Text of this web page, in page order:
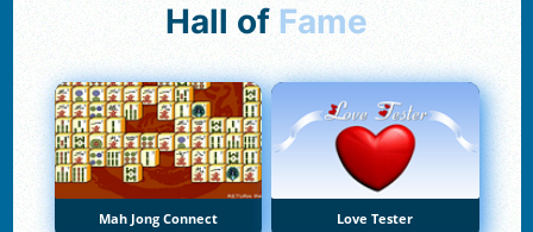
Hall of Fame
Mah Jong Connect Love Tester